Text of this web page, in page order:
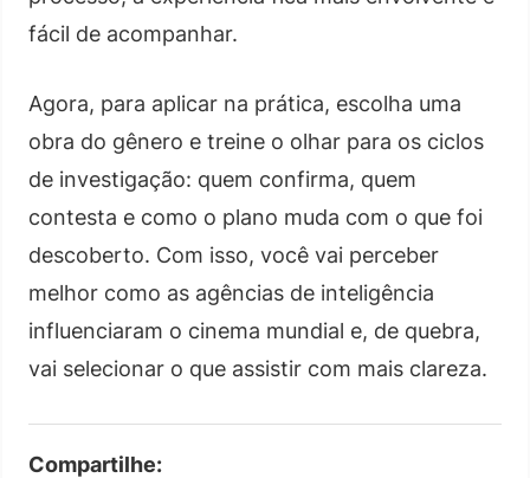
fácil de acompanhar.
Agora, para aplicar na prática, escolha uma
obra do gênero e treine o olhar para os ciclos
de investigação: quem confirma, quem
contesta e como o plano muda com o que foi
descoberto. Com isso, você vai perceber
melhor como as agências de inteligência
influenciaram o cinema mundial e, de quebra,
vai selecionar o que assistir com mais clareza.
Compartilhe: